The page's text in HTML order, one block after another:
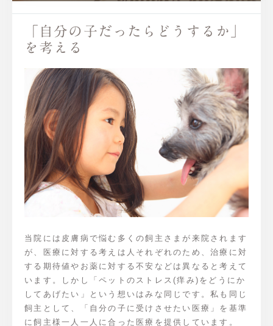
「自分の子だったらどうするか」
を考える
当院には皮膚病で悩む多くの飼主さまが来院されます
が、医療に対する考えは人それぞれのため、治療に対
する期待値やお薬に対する不安などは異なると考えて
います。しかし「ペットのストレス(痒み)をどうにか
してあげたい」という想いはみな同じです。私も同じ
飼主として、「自分の子に受けさせたい医療」を基準
に飼主様一人一人に合った医療を提供しています。